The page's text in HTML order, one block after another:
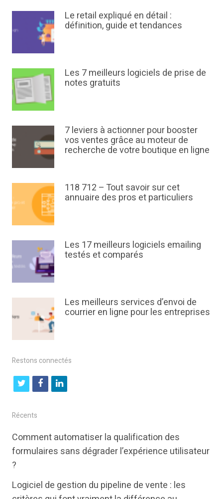
Le retail expliqué en détail :
définition, guide et tendances
Les 7 meilleurs logiciels de prise de
notes gratuits
7 leviers à actionner pour booster
vos ventes grâce au moteur de
recherche de votre boutique en ligne
118 712 – Tout savoir sur cet
annuaire des pros et particuliers
Les 17 meilleurs logiciels emailing
testés et comparés
Les meilleurs services d’envoi de
courrier en ligne pour les entreprises
Restons connectés
t
i
t
r
f
b
k
l
k
e
n
Récents
Comment automatiser la qualification des
formulaires sans dégrader l’expérience utilisateur
?
Logiciel de gestion du pipeline de vente : les